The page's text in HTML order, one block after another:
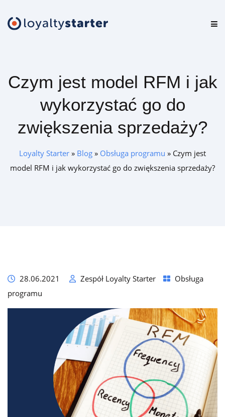
Cennik
Czym jest model RFM i jak
wykorzystać go do
zwiększenia sprzedaży?
Loyalty Starter » Blog » Obsługa programu » Czym jest
model RFM i jak wykorzystać go do zwiększenia sprzedaży?
28.06.2021 Zespół Loyalty Starter
Obsługa
programu